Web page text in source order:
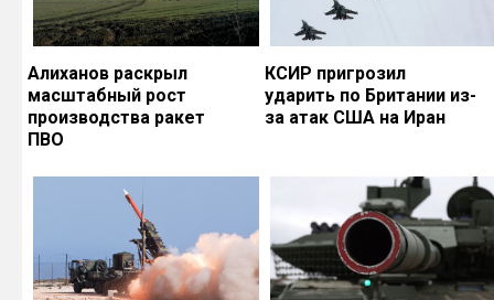
Алиханов раскрыл
масштабный рост
производства ракет
ПВО
КСИР пригрозил
ударить по Британии из-
за атак США на Иран